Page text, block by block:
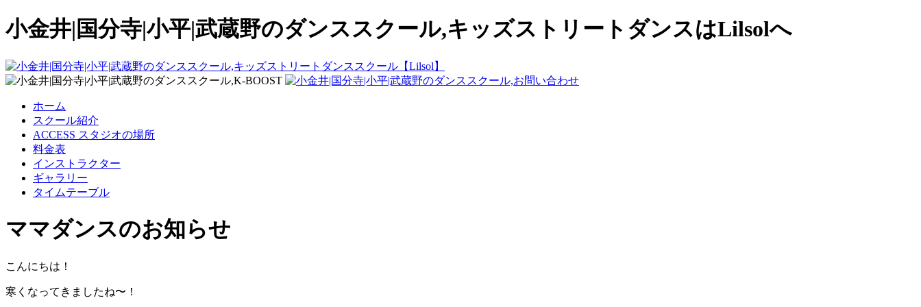
小金井|国分寺|小平|武蔵野のダンススクール,キッズストリートダンスはLilsolへ
ホーム
スクール紹介
ACCESS スタジオの場所
料金表
インストラクター
ギャラリー
タイムテーブル
ママダンスのお知らせ
こんにちは！
寒くなってきましたね〜！